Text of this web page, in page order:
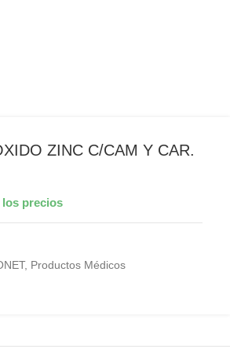
ZINC C/CAM Y CAR.
los precios
, Productos Médicos